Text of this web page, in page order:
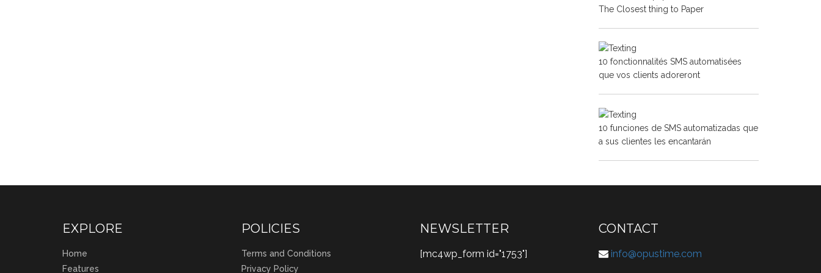
The Closest thing to Paper
10 fonctionnalités SMS automatisées
que vos clients adoreront
10 funciones de SMS automatizadas que
a sus clientes les encantarán
EXPLORE
Home
Features
POLICIES
Terms and Conditions
Privacy Policy
NEWSLETTER
[mc4wp_form id="1753"]
CONTACT
info@opustime.com